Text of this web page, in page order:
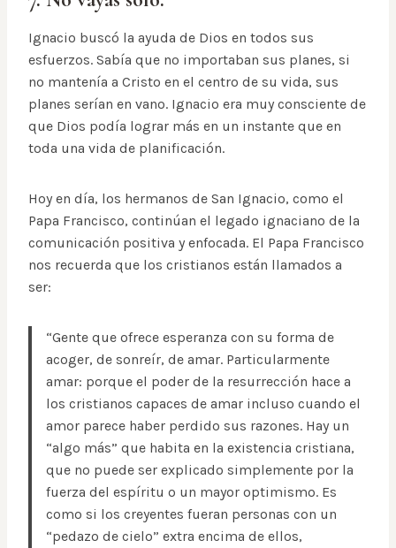
Ignacio buscó la ayuda de Dios en todos sus
esfuerzos. Sabía que no importaban sus planes, si
no mantenía a Cristo en el centro de su vida, sus
planes serían en vano. Ignacio era muy consciente de
que Dios podía lograr más en un instante que en
toda una vida de planificación.
Hoy en día, los hermanos de San Ignacio, como el
Papa Francisco, continúan el legado ignaciano de la
comunicación positiva y enfocada. El Papa Francisco
nos recuerda que los cristianos están llamados a
ser:
“Gente que ofrece esperanza con su forma de
acoger, de sonreír, de amar. Particularmente
amar: porque el poder de la resurrección hace a
los cristianos capaces de amar incluso cuando el
amor parece haber perdido sus razones. Hay un
“algo más” que habita en la existencia cristiana,
que no puede ser explicado simplemente por la
fuerza del espíritu o un mayor optimismo. Es
como si los creyentes fueran personas con un
“pedazo de cielo” extra encima de ellos,